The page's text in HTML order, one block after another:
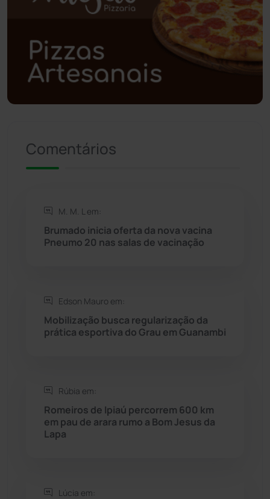
Polícia Civil (58)
Polícia Militar (27)
Política (03)
Presidente Jânio Qu... (125)
Rio de Contas
Rio do Antônio
Rio do Pires
Seabra
Sebastião Laranjeiras (96)
Tanhaçu
Comentários
M. M. L em:
Brumado inicia oferta da nova vacina
Pneumo 20 nas salas de vacinação
Edson Mauro em:
Mobilização busca regularização da
prática esportiva do Grau em Guanambi
Rúbia em:
Romeiros de Ipiaú percorrem 600 km
em pau de arara rumo a Bom Jesus da
Lapa
Lúcia em: